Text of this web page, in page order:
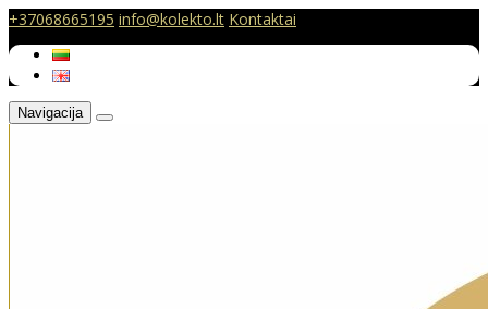
+37068665195 info@kolekto.lt Kontaktai
Navigacija